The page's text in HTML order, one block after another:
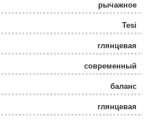
рычажное
Tesi
глянцевая
современный
баланс
глянцевая